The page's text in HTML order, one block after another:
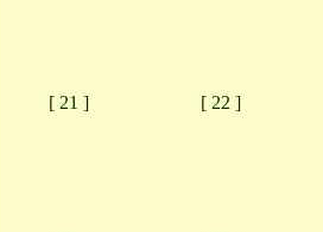
[ 21 ] [ 22 ]